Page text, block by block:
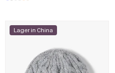
Lager in China